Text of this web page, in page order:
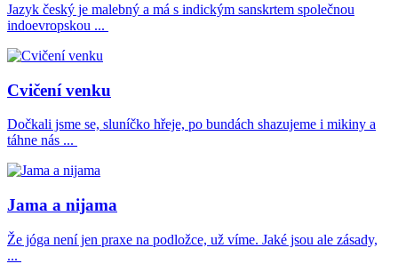
Jazyk český je malebný a má s indickým sanskrtem společnou
indoevropskou ...
Cvičení venku
Dočkali jsme se, sluníčko hřeje, po bundách shazujeme i mikiny a
táhne nás ...
Jama a nijama
Že jóga není jen praxe na podložce, už víme. Jaké jsou ale zásady,
...